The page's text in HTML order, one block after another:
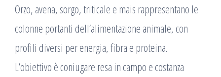
Orzo, avena, sorgo, triticale e mais rappresentano le
colonne portanti dell’alimentazione animale, con
profili diversi per energia, fibra e proteina.
L’obiettivo è coniugare resa in campo e costanza